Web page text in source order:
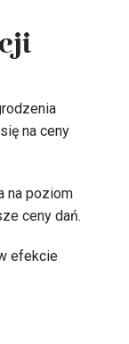
na ceny
na poziom
ceny dań.
efekcie